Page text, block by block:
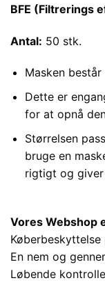
BFE (Filtrerings
Antal: 50 stk.
Masken
Dette er
for at opnå
Størrelsen
bruge en
rigtigt og
Vores Webshop
Køberbeskyttelse
En nem og
Løbende